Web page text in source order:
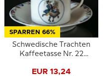
SPARREN 66%
Schwedische Trachten
Kaffeetasse Nr. 22
EUR 13,24